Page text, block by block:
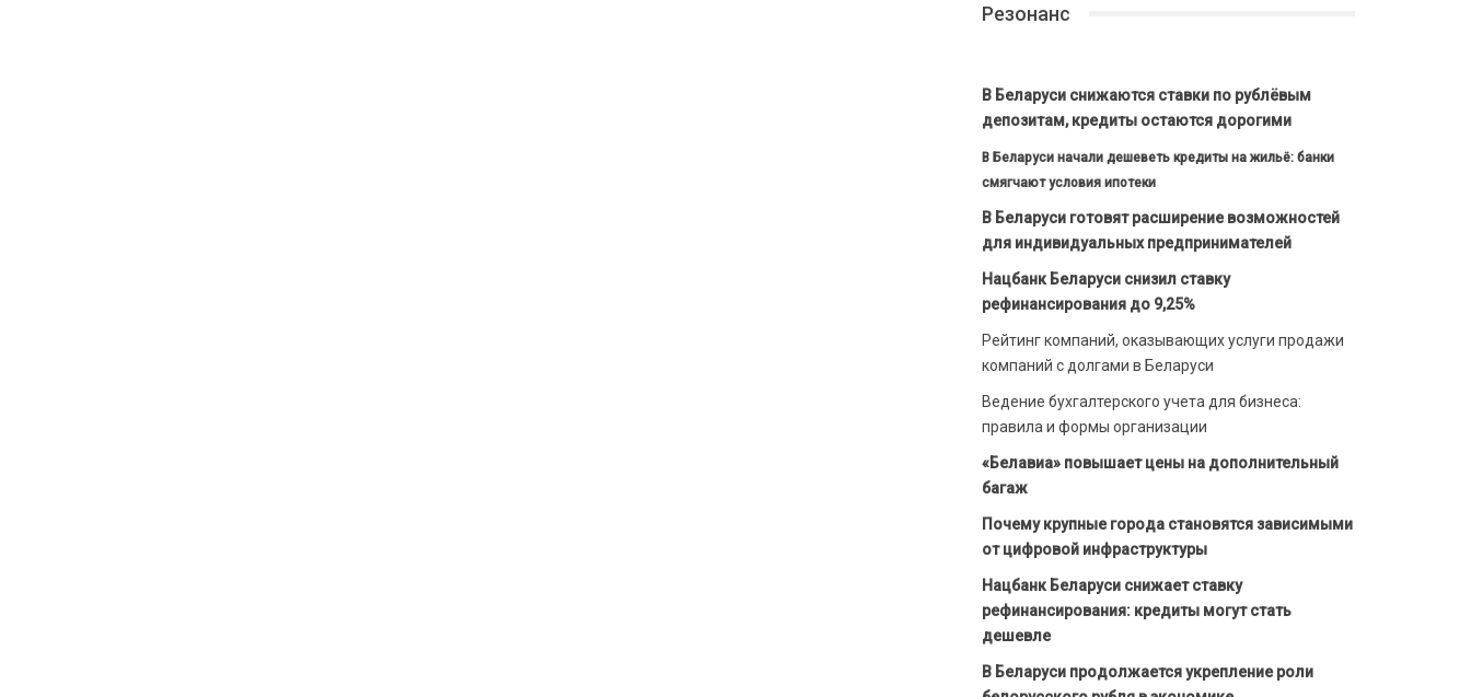
Резонанс
В Беларуси снижаются ставки по рублёвым
депозитам, кредиты остаются дорогими
В Беларуси начали дешеветь кредиты на жильё: банки
смягчают условия ипотеки
В Беларуси готовят расширение возможностей
для индивидуальных предпринимателей
Нацбанк Беларуси снизил ставку
рефинансирования до 9,25%
Рейтинг компаний, оказывающих услуги продажи
компаний с долгами в Беларуси
Ведение бухгалтерского учета для бизнеса:
правила и формы организации
«Белавиа» повышает цены на дополнительный
багаж
Почему крупные города становятся зависимыми
от цифровой инфраструктуры
Нацбанк Беларуси снижает ставку
рефинансирования: кредиты могут стать
дешевле
В Беларуси продолжается укрепление роли